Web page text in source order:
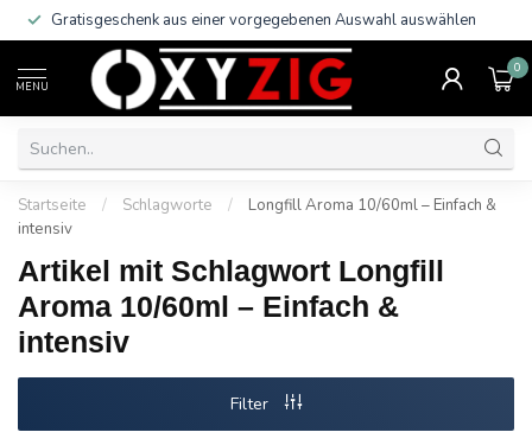
Gratisgeschenk aus einer vorgegebenen Auswahl auswählen
MENU
0
Startseite / Schlagworte /
Longfill Aroma 10/60ml – Einfach &
intensiv
Artikel mit Schlagwort Longfill
Aroma 10/60ml – Einfach &
intensiv
Filter